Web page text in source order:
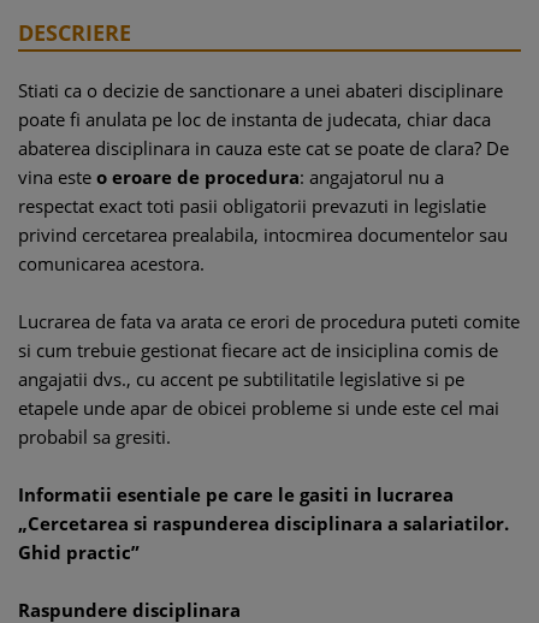
DESCRIERE
Stiati ca o decizie de sanctionare a unei abateri disciplinare
poate fi anulata pe loc de instanta de judecata, chiar daca
abaterea disciplinara in cauza este cat se poate de clara? De
vina este o eroare de procedura: angajatorul nu a
respectat exact toti pasii obligatorii prevazuti in legislatie
privind cercetarea prealabila, intocmirea documentelor sau
comunicarea acestora.
Lucrarea de fata va arata ce erori de procedura puteti comite
si cum trebuie gestionat fiecare act de insiciplina comis de
angajatii dvs., cu accent pe subtilitatile legislative si pe
etapele unde apar de obicei probleme si unde este cel mai
probabil sa gresiti.
Informatii esentiale pe care le gasiti in lucrarea
„Cercetarea si raspunderea disciplinara a salariatilor.
Ghid practic”
Raspundere disciplinara